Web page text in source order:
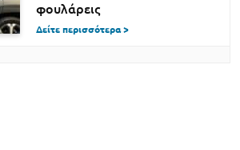
φουλάρεις
Δείτε περισσότερα >